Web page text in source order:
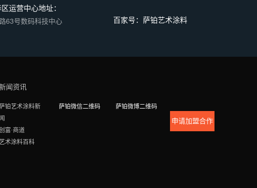
运营中心地址：
63号数码科技中心
百家号：萨铂艺术涂料
闻资讯
萨铂艺术涂料新
闻
富·商道
艺术涂料百科
萨铂微信二维码 萨铂微博二维码
申请加盟合作